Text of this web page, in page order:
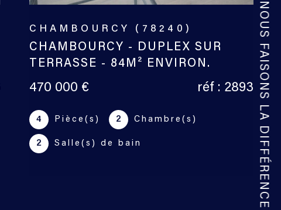
NOUS FAISONS LA DIFFÉRENCE
MAREIL-MARLY (78750)
LA ROSERAIE - MAREIL MARLY -
49M²
230 000 € réf : 2942
2 Pièce(s) 1 Chambre(s)
1 Salle(s) de bain